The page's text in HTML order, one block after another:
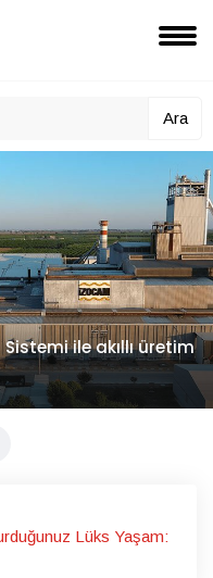
Ara
akıllı üretim
Lüks Yaşam: